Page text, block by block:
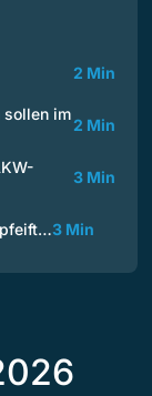
2 Min
sollen im
2 Min
3 Min
pfeift…3 Min